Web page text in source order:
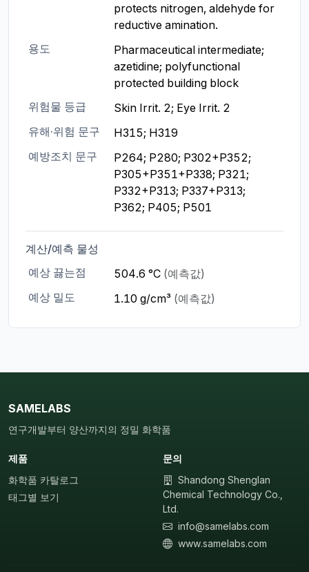
protects nitrogen, aldehyde for
reductive amination.
용도
Pharmaceutical intermediate;
azetidine; polyfunctional
protected building block
위험물 등급
Skin Irrit. 2; Eye Irrit. 2
유해·위험 문구
H315; H319
예방조치 문구
P264; P280; P302+P352;
P305+P351+P338; P321;
P332+P313; P337+P313;
P362; P405; P501
계산/예측 물성
예상 끓는점
504.6 °C (예측값)
예상 밀도
1.10 g/cm³ (예측값)
SAMELABS
연구개발부터 양산까지의 정밀 화학품
제품
화학품 카탈로그
태그별 보기
문의
Shandong Shenglan
Chemical Technology Co.,
Ltd.
info@samelabs.com
www.samelabs.com